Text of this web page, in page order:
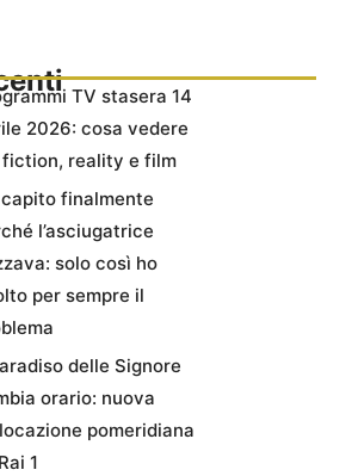
TV stasera 14
2026: cosa vedere
reality e film
capito finalmente
l’asciugatrice
solo così ho
per sempre il
delle Signore
orario: nuova
pomeridiana
1